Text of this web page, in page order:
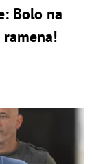
Bolo na